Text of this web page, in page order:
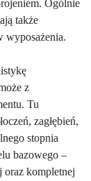
Ogólnie
także
wyposażenia.
z
Tu
zagłębień,
stopnia
bazowego –
oraz kompletnej